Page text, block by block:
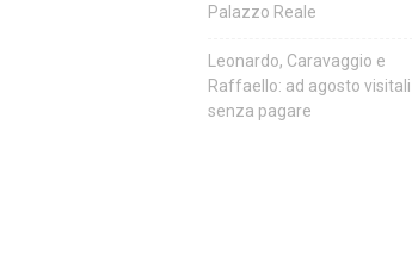
Palazzo Reale
Leonardo, Caravaggio e
Raffaello: ad agosto visitali
senza pagare